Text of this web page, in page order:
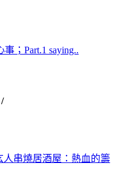
；Part.1 saying..
人串燒居酒屋：熱血的籌